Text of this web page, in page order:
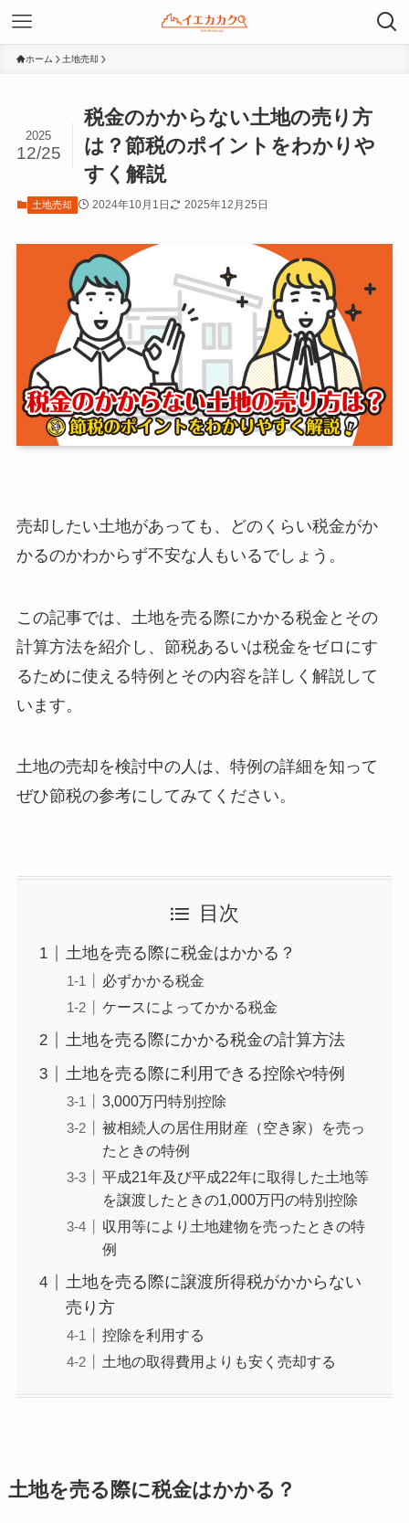
ホーム 土地売却
税金のかからない土地の売り方
は？節税のポイントをわかりや
すく解説
2025
12/25
土地売却 2024年10月1日 2025年12月25日
売却したい土地があっても、どのくらい税金がか
かるのかわからず不安な人もいるでしょう。
この記事では、土地を売る際にかかる税金とその
計算方法を紹介し、節税あるいは税金をゼロにす
るために使える特例とその内容を詳しく解説して
います。
土地の売却を検討中の人は、特例の詳細を知って
ぜひ節税の参考にしてみてください。
目次
土地を売る際に税金はかかる？
必ずかかる税金
ケースによってかかる税金
土地を売る際にかかる税金の計算方法
土地を売る際に利用できる控除や特例
3,000万円特別控除
被相続人の居住用財産（空き家）を売っ
たときの特例
平成21年及び平成22年に取得した土地等
を譲渡したときの1,000万円の特別控除
収用等により土地建物を売ったときの特
例
土地を売る際に譲渡所得税がかからない
売り方
控除を利用する
土地の取得費用よりも安く売却する
土地を売る際に税金はかかる？